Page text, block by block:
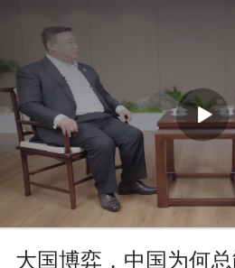
大国博弈，中国为何